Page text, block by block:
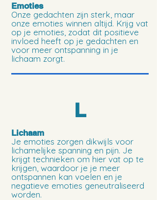
Emoties
Onze gedachten zijn sterk, maar
onze emoties winnen altijd. Krijg vat
op je emoties, zodat dit positieve
invloed heeft op je gedachten en
voor meer ontspanning in je
lichaam zorgt.
L
Lichaam
Je emoties zorgen dikwijls voor
lichamelijke spanning en pijn. Je
krijgt technieken om hier vat op te
krijgen, waardoor je je meer
ontspannen kan voelen en je
negatieve emoties geneutraliseerd
worden.